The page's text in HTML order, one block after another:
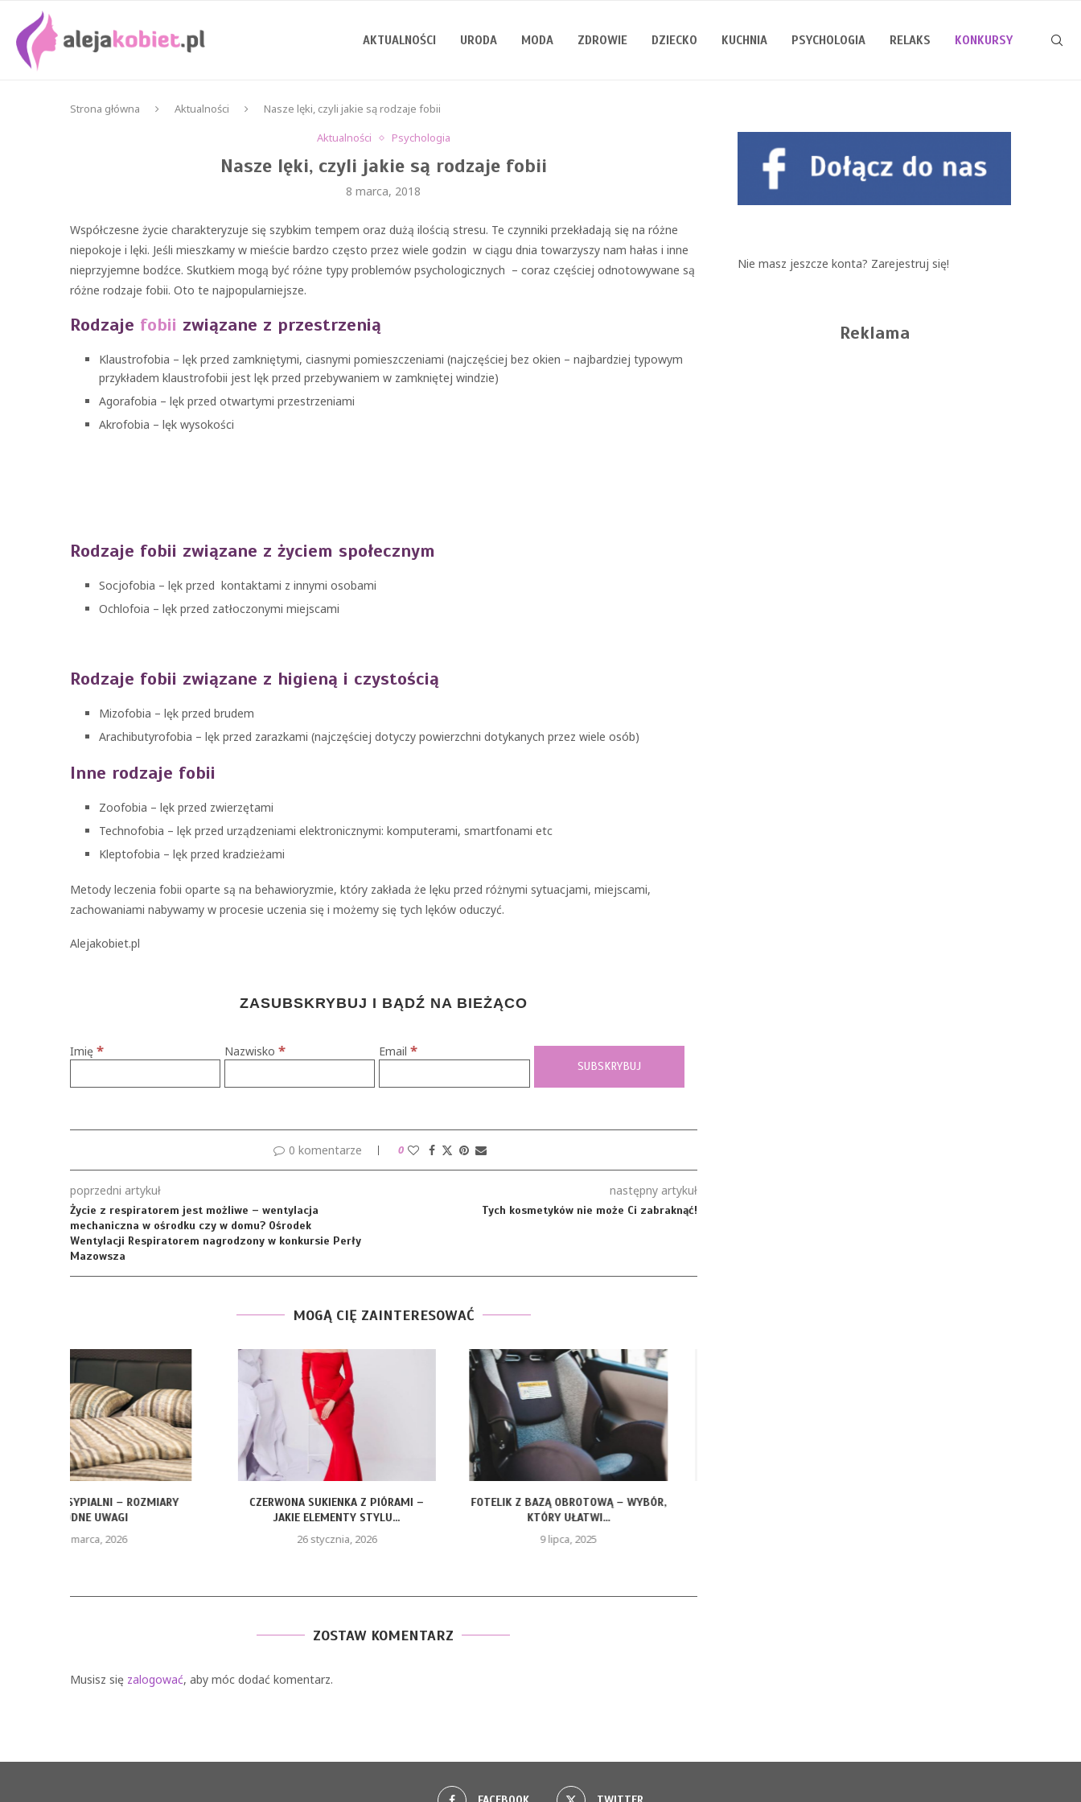
AKTUALNOŚCI URODA MODA ZDROWIE DZIECKO KUCHNIA PSYCHOLOGIA RELAKS KONKURSY
Strona główna Aktualności
Nasze lęki, czyli jakie są rodzaje fobii
Aktualności
Psychologia
Nasze lęki, czyli jakie są rodzaje fobii
8 marca, 2018
Współczesne życie charakteryzuje się szybkim tempem oraz dużą ilością stresu. Te czynniki przekładają się na różne
niepokoje i lęki. Jeśli mieszkamy w mieście bardzo często przez wiele godzin w ciągu dnia towarzyszy nam hałas i inne
nieprzyjemne bodźce. Skutkiem mogą być różne typy problemów psychologicznych – coraz częściej odnotowywane są
różne rodzaje fobii. Oto te najpopularniejsze.
Rodzaje fobii związane z przestrzenią
Klaustrofobia – lęk przed zamkniętymi, ciasnymi pomieszczeniami (najczęściej bez okien – najbardziej typowym
przykładem klaustrofobii jest lęk przed przebywaniem w zamkniętej windzie)
Agorafobia – lęk przed otwartymi przestrzeniami
Akrofobia – lęk wysokości
Rodzaje fobii związane z życiem społecznym
Socjofobia – lęk przed kontaktami z innymi osobami
Ochlofoia – lęk przed zatłoczonymi miejscami
Rodzaje fobii związane z higieną i czystością
Mizofobia – lęk przed brudem
Arachibutyrofobia – lęk przed zarazkami (najczęściej dotyczy powierzchni dotykanych przez wiele osób)
Inne rodzaje fobii
Zoofobia – lęk przed zwierzętami
Technofobia – lęk przed urządzeniami elektronicznymi: komputerami, smartfonami etc
Kleptofobia – lęk przed kradzieżami
Metody leczenia fobii oparte są na behawioryzmie, który zakłada że lęku przed różnymi sytuacjami, miejscami,
zachowaniami nabywamy w procesie uczenia się i możemy się tych lęków oduczyć.
Alejakobiet.pl
ZASUBSKRYBUJ I BĄDŹ NA BIEŻĄCO
Imię * Nazwisko* Email*
0 komentarze 0
poprzedni artykuł
Życie z respiratorem jest możliwe – wentylacja
mechaniczna w ośrodku czy w domu? Ośrodek
Wentylacji Respiratorem nagrodzony w konkursie Perły
Mazowsza
następny artykuł
Tych kosmetyków nie może Ci zabraknąć!
MOGĄ CIĘ ZAINTERESOWAĆ
CZERWONA SUKIENKA Z PIÓRAMI –
JAKIE ELEMENTY STYLU...
FOTELIK Z BAZĄ OBROTOWĄ – WYBÓR,
KTÓRY UŁATWI...
9 lipca, 2025
LEAF LIFE GOLD – ZŁOTY OLEJEK CBD
DLA...
19 maja, 2025
ZOSTAW KOMENTARZ
Musisz się zalogować, aby móc dodać komentarz.
Nie masz jeszcze konta? Zarejestruj się!
Reklama